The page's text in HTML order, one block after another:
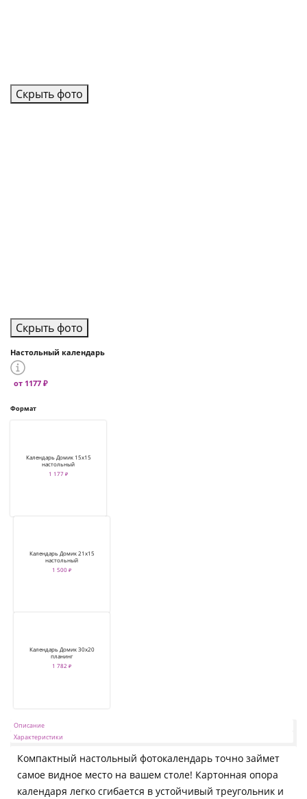
Скрыть фото
Скрыть фото
Настольный календарь
от 1177 ₽
Формат
Календарь Домик 15х15
настольный
1 177 ₽
Календарь Домик 21х15
настольный
1 500 ₽
Календарь Домик 30х20
планинг
1 782 ₽
Описание
Характеристики
Компактный настольный фотокалендарь точно займет
самое видное место на вашем столе! Картонная опора
календаря легко сгибается в устойчивый треугольник и